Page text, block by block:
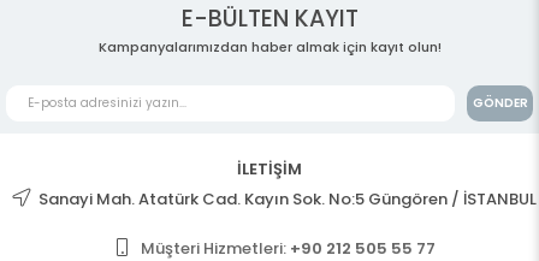
E-BÜLTEN KAYIT
Kampanyalarımızdan haber almak için kayıt olun!
GÖNDER
İLETİŞİM
Sanayi Mah. Atatürk Cad. Kayın Sok. No:5 Güngören / İSTANBUL
Müşteri Hizmetleri: +90 212 505 55 77